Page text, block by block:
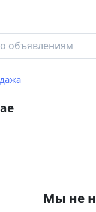
Мы не